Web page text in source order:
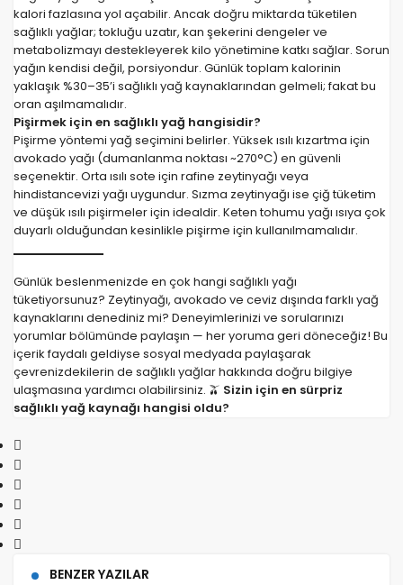
kalori fazlasına yol açabilir. Ancak doğru miktarda tüketilen
sağlıklı yağlar; tokluğu uzatır, kan şekerini dengeler ve
metabolizmayı destekleyerek kilo yönetimine katkı sağlar. Sorun
yağın kendisi değil, porsiyondur. Günlük toplam kalorinin
yaklaşık %30–35’i sağlıklı yağ kaynaklarından gelmeli; fakat bu
oran aşılmamalıdır.
Pişirmek için en sağlıklı yağ hangisidir?
Pişirme yöntemi yağ seçimini belirler. Yüksek ısılı kızartma için
avokado yağı (dumanlanma noktası ~270°C) en güvenli
seçenektir. Orta ısılı sote için rafine zeytinyağı veya
hindistancevizi yağı uygundur. Sızma zeytinyağı ise çiğ tüketim
ve düşük ısılı pişirmeler için idealdir. Keten tohumu yağı ısıya çok
duyarlı olduğundan kesinlikle pişirme için kullanılmamalıdır.
Günlük beslenmenizde en çok hangi sağlıklı yağı
tüketiyorsunuz? Zeytinyağı, avokado ve ceviz dışında farklı yağ
kaynaklarını denediniz mi? Deneyimlerinizi ve sorularınızı
yorumlar bölümünde paylaşın — her yoruma geri döneceğiz! Bu
içerik faydalı geldiyse sosyal medyada paylaşarak
çevrenizdekilerin de sağlıklı yağlar hakkında doğru bilgiye
ulaşmasına yardımcı olabilirsiniz. 🫒 Sizin için en sürpriz
sağlıklı yağ kaynağı hangisi oldu?
BENZER YAZILAR